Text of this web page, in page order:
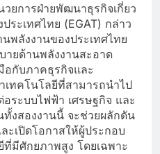
ยการฝ่ายพัฒนาธุรกิจเกี่ยว
ระเทศไทย (EGAT) กล่าว
พลังงานของประเทศไทย
ายด้านพลังงานสะอาด
อกับภาคธุรกิจและ
ทคโนโลยีที่สามารถนำไป
ระบบไฟฟ้า เศรษฐกิจ และ
ทั้งสองงานนี้ จะช่วยผลักดัน
ะเปิดโอกาสให้ผู้ประกอบ
ที่มีศักยภาพสูง โดยเฉพาะ